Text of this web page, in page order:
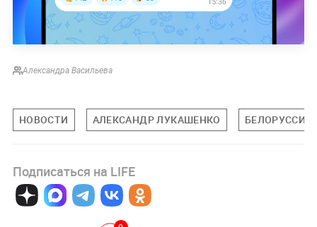
Александра Васильева
НОВОСТИ АЛЕКСАНДР ЛУКАШЕНКО БЕЛОРУССИЯ
Подписаться на LIFE